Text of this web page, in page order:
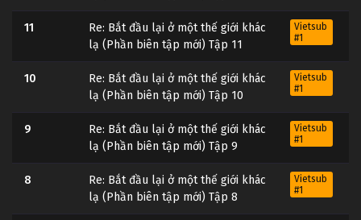
11
Re: Bắt đầu lại ở một thế giới khác
lạ (Phần biên tập mới) Tập 11
Vietsub
#1
10
Re: Bắt đầu lại ở một thế giới khác
lạ (Phần biên tập mới) Tập 10
Vietsub
#1
9
Re: Bắt đầu lại ở một thế giới khác
lạ (Phần biên tập mới) Tập 9
Vietsub
#1
8
Re: Bắt đầu lại ở một thế giới khác
lạ (Phần biên tập mới) Tập 8
Vietsub
#1